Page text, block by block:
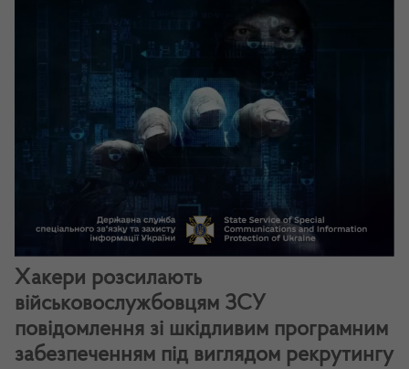
Хакери розсилають
військовослужбовцям ЗСУ
повідомлення зі шкідливим програмним
забезпеченням під виглядом рекрутингу